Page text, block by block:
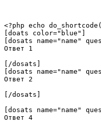
<?php echo
[doats color="blue"]
[dosats name="name"
Ответ 1
[/dosats]
[dosats name="name"
Ответ 2
[/dosats]
[dosats name="name"
Ответ 4